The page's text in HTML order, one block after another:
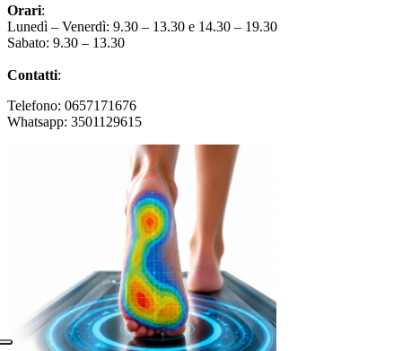
Orari:
Lunedì – Venerdì: 9.30 – 13.30 e 14.30 – 19.30
Sabato: 9.30 – 13.30
Contatti:
Telefono: 0657171676
Whatsapp: 3501129615